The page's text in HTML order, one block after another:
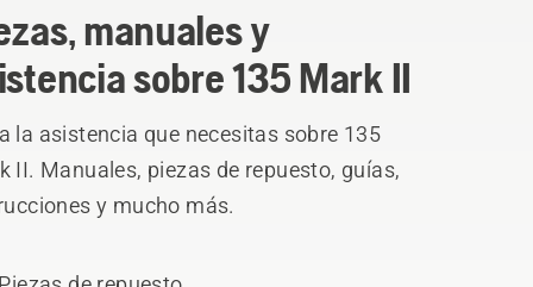
manuales y
sobre 135 Mark II
la asistencia que necesitas sobre 135
II. Manuales, piezas de repuesto, guías,
y mucho más.